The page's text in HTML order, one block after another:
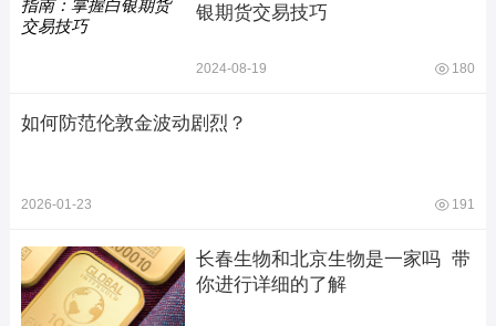
银期货交易技巧
2024-08-19 180
如何防范伦敦金波动剧烈？
2026-01-23 191
长春生物和北京生物是一家吗  带
你进行详细的了解